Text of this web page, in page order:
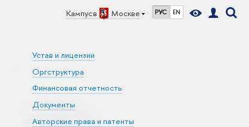
Кампус в Москве РУС EN
Устав и лицензии
Оргструктура
Финансовая отчетность
Документы
Авторские права и патенты